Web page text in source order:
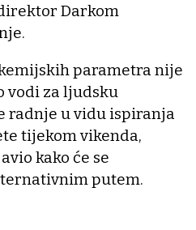
Darkom
parametra nije
vodi za ljudsku
radnje u vidu ispiranja
tijekom vikenda,
kako će se
putem.